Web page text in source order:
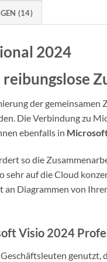
(14)
2024
der
Die Verbindung zu
ebenfalls in
so die
sehr auf die Cloud
Diagrammen von
Visio 2024
genutzt,